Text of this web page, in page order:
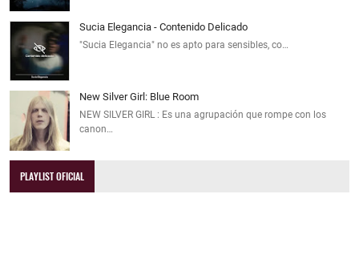
Sucia Elegancia - Contenido Delicado
"Sucia Elegancia" no es apto para sensibles, co…
New Silver Girl: Blue Room
NEW SILVER GIRL : Es una agrupación que rompe con los
canon…
PLAYLIST OFICIAL